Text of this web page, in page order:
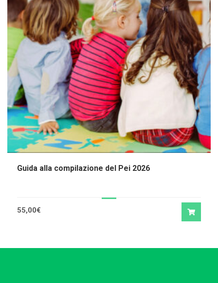
Guida alla compilazione del Pei 2026
55,00€